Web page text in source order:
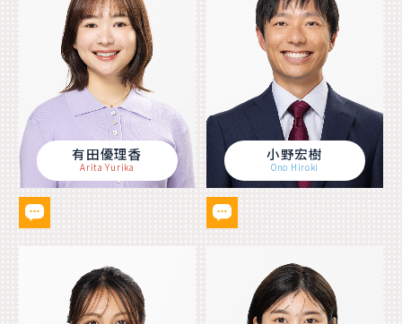
有田優理香
Arita Yurika
小野宏樹
Ono Hiroki